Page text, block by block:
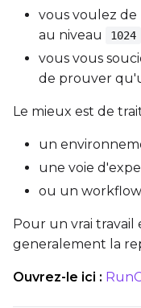
vous voulez
au niveau
1024
vous vous
de prouver
Le mieux est de
un
une voie
ou un
Pour un vrai travail
generalement la
Ouvrez-le ici :